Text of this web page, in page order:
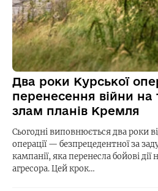
Два роки Курської
перенесення війни
злам планів Кремля
Сьогодні виповнюється два роки
операції — безпрецедентної за
кампанії, яка перенесла бойові
агресора. Цей крок…